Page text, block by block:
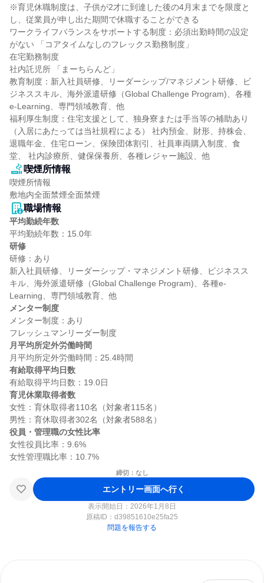
※育児休職制度は、子供が2才に到達した後の4月末までを限度と
し、従業員が申し出た期間で休職することができる
ワークライフバランスをサポートする制度：必須出勤時間の設定
がない 「コアタイムなしのフレックス勤務制度」
在宅勤務制度
社内託児所 「まーちらんど」
教育制度：新入社員研修、リーダーシップ/マネジメント研修、ビ
ジネススキル、海外派遣研修（Global Challenge Program)、各種
e-Learning、専門領域教育、他
福利厚生制度：住宅支援として、独身寮または手当等の補助あり
（入居にあたっては当社規程による） 社内預金、財形、持株会、
退職年金、住宅ローン、保険団体割引、社員車両購入制度、食
堂、 社内診療所、健保保養所、各種レジャー施設、他
喫煙所情報
喫煙所情報
敷地内全面禁煙全面禁煙
職場情報
平均勤続年数
研修
研修：あり
新入社員研修、リーダーシップ・マネジメント研修、ビジネスス
キル、海外派遣研修（Global Challenge Program)、各種e-
メンター制度
メンター制度：あり
月平均所定外労働時間
有給取得平均日数
育児休業取得者数
女性：育休取得者110名（対象者115名）
役員・管理職の女性比率
女性役員比率：9.6%
締切：なし
エントリー画面へ行く
表示開始日：2026年1月8日
原稿ID： d39851610e25fa25
問題を報告する